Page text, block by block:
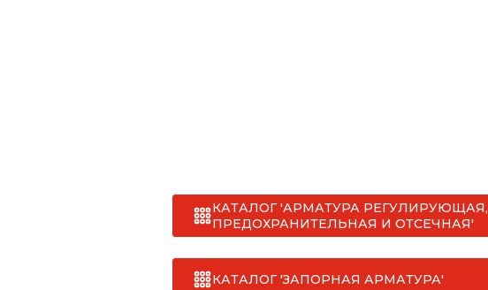
КАТАЛОГ 'АРМАТУРА РЕГУЛИРУЮЩАЯ,
ПРЕДОХРАНИТЕЛЬНАЯ И ОТСЕЧНАЯ'
КАТАЛОГ 'ЗАПОРНАЯ АРМАТУРА'